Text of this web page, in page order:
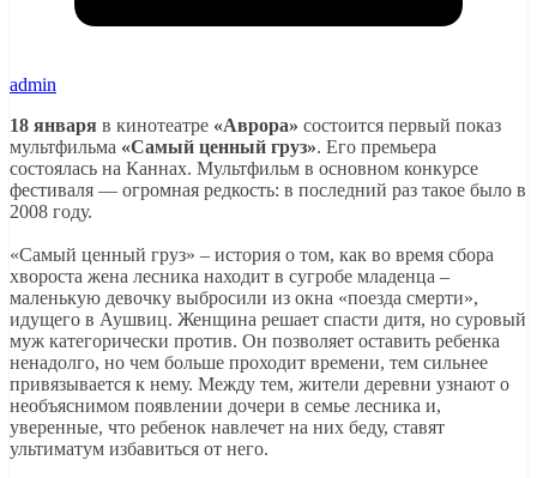
admin
18 января в кинотеатре «Аврора» состоится первый показ
мультфильма «Самый ценный груз». Его премьера
состоялась на Каннах. Мультфильм в основном конкурсе
фестиваля — огромная редкость: в последний раз такое было в
2008 году.
«Самый ценный груз» – история о том, как во время сбора
хвороста жена лесника находит в сугробе младенца –
маленькую девочку выбросили из окна «поезда смерти»,
идущего в Аушвиц. Женщина решает спасти дитя, но суровый
муж категорически против. Он позволяет оставить ребенка
ненадолго, но чем больше проходит времени, тем сильнее
привязывается к нему. Между тем, жители деревни узнают о
необъяснимом появлении дочери в семье лесника и,
уверенные, что ребенок навлечет на них беду, ставят
ультиматум избавиться от него.